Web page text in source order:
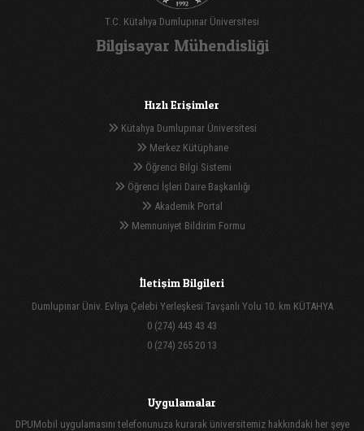
T.C. Kütahya Dumlupınar Üniversitesi
Bilgisayar Mühendisliği
Hızlı Erişimler
Kütahya Dumlupınar Üniversitesi
Merkez Kütüphane
Öğrenci Bilgi Sistemi
Öğrenci İşleri Daire Başkanlığı
Akademik Portal
Memnuniyet Bildirim Formu
İletişim Bilgileri
Dumlupınar Üniv. Evliya Çelebi Yerleşkesi Tavşanlı Yolu 10. km KÜTAHYA
0 (274) 443 43 43
0 (274) 265 20 13
Uygulamalar
DPUMobil uygulamasını telefonunuza kurarak üniversitemiz hakkındaki her şeye